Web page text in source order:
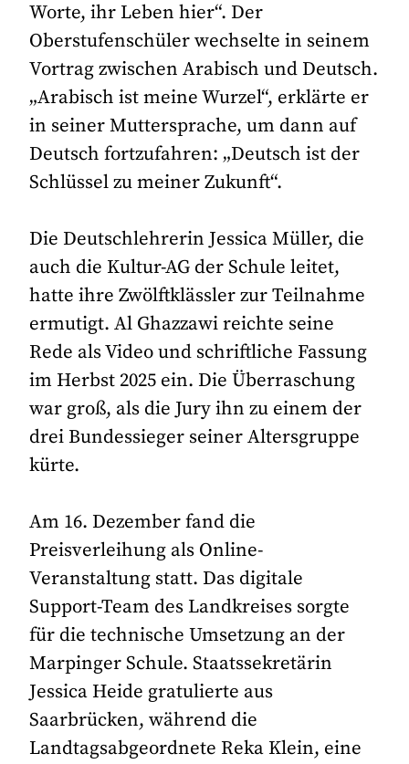
Worte, ihr Leben hier“. Der
Oberstufenschüler wechselte in seinem
Vortrag zwischen Arabisch und Deutsch.
„Arabisch ist meine Wurzel“, erklärte er
in seiner Muttersprache, um dann auf
Deutsch fortzufahren: „Deutsch ist der
Schlüssel zu meiner Zukunft“.
Die Deutschlehrerin Jessica Müller, die
auch die Kultur-AG der Schule leitet,
hatte ihre Zwölftklässler zur Teilnahme
ermutigt. Al Ghazzawi reichte seine
Rede als Video und schriftliche Fassung
im Herbst 2025 ein. Die Überraschung
war groß, als die Jury ihn zu einem der
drei Bundessieger seiner Altersgruppe
kürte.
Am 16. Dezember fand die
Preisverleihung als Online-
Veranstaltung statt. Das digitale
Support-Team des Landkreises sorgte
für die technische Umsetzung an der
Marpinger Schule. Staatssekretärin
Jessica Heide gratulierte aus
Saarbrücken, während die
Landtagsabgeordnete Reka Klein, eine